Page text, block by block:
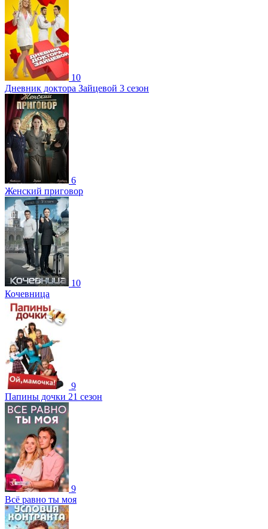
10
Дневник доктора Зайцевой 3 сезон
6
Женский приговор
10
Кочевница
9
Папины дочки 21 сезон
9
Всё равно ты моя